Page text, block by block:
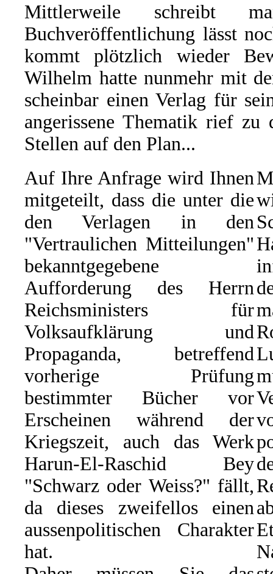
Mittlerweile schreibt
Buchveröffentlichung lässt
kommt plötzlich wieder
Wilhelm hatte nunmehr mit
scheinbar einen Verlag für
angerissene Thematik rief zu
Stellen auf den Plan...
Auf Ihre Anfrage wird Ihnen
mitgeteilt, dass die unter die
den Verlagen in den
"Vertraulichen Mitteilungen"
bekanntgegebene
Aufforderung des Herrn
Reichsministers für
Volksaufklärung und
Propaganda, betreffend
vorherige Prüfung
bestimmter Bücher vor
Erscheinen während der
Kriegszeit, auch das Werk
Harun-El-Raschid Bey
"Schwarz oder Weiss?" fällt,
da dieses zweifellos einen
aussenpolitischen Charakter
hat.